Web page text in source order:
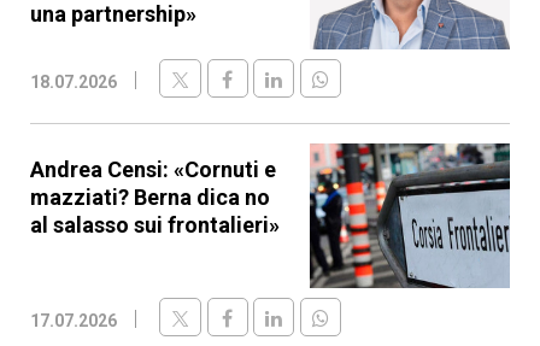
una partnership»
18.07.2026
Andrea Censi: «Cornuti e
mazziati? Berna dica no
al salasso sui frontalieri»
17.07.2026